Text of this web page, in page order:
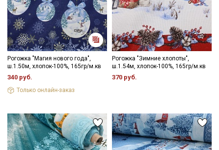
Рогожка "Магия нового года",
ш.1.50м, хлопок-100%, 165гр/м.кв
340 руб.
Только онлайн-заказ
Рогожка "Зимние хлопоты",
ш.1.54м, хлопок-100%, 165гр/м.кв
370 руб.
промокоды и скидки до 30% на узкие
категории тканей
Электронная почта
Ознакомлен(а) с Политикой обработки персональных
данныхи даюСогласие на обработку персональных
данных